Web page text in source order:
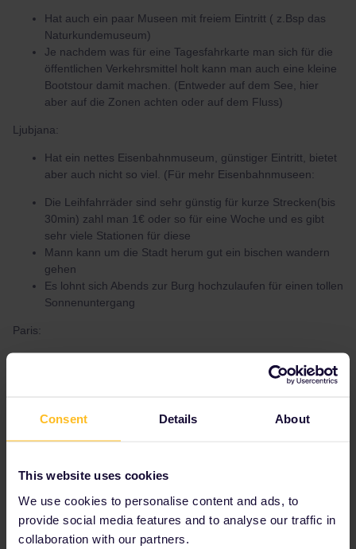
Consent Details About
This website uses cookies
We use cookies to personalise content and ads, to
provide social media features and to analyse our traffic in
collaboration with our partners.
Hat auch ein paar Museen mit freiem Eintritt ( z.Bsp das
Naturkundemuseum)
Je nachdem was für eine Tagesfahrkarte man sich für die
öffentlichen Verkehrsmittel holt kann man auch eine kleine
Bootstour damit machen. (Entweder auf dem See, hier
aber auf die Zonen achten oder auf dem Fluss)
Ljubjana:
Hat ein nettes Eisenbahnmuseum, günstiger Eintritt, bietet
aber auch nicht so viel. (Für mehr Eisenbahnmuseen:
Die Leihfahrräder sind sehr günstig für kurze Strecken(bis
30min) zahl man 1€ oder so für eine Woche und es gibt
sehr viele Stationen für diese
Mann kann um die Stadt herum gut ein bischen wandern
gehen
Es lohnt sich Abends zur Burg hochzulaufen für einen tollen
Sonnenuntergang
Paris:
Personen unter 26 aus der EU (man komm auch umsonst
hoch will (Die Treppentickets bis zur Mitteletage öffnen ers
14 Tage vorher, falls sich das nicht geändert hat.)
bucht man am besten über die DB mit folgendem
KL=2&ET=PASSZUSCHLAG(Haken bei nur Reservierung
nicht setzen)